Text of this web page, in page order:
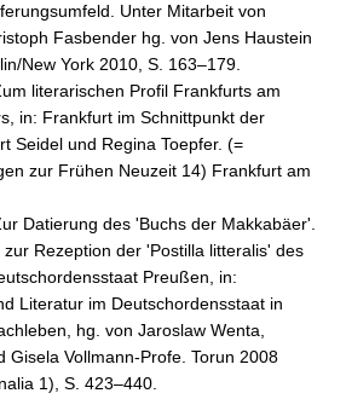
Unter Mitarbeit von
Fasbender hg. von Jens Haustein
New York 2010, S. 163–179.
literarischen Profil Frankfurts am
in: Frankfurt im Schnittpunkt der
Seidel und Regina Toepfer. (=
zur Frühen Neuzeit 14) Frankfurt am
Datierung des 'Buchs der Makkabäer'.
Rezeption der 'Postilla litteralis' des
Preußen, in:
Literatur im Deutschordensstaat in
hg. von Jaroslaw Wenta,
Gisela Vollmann-Profe. Torun 2008
1), S. 423–440.